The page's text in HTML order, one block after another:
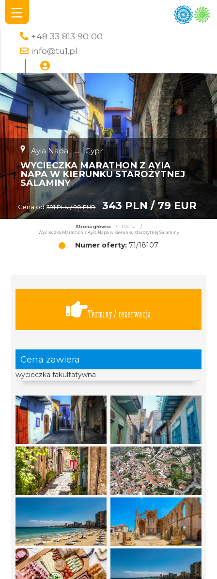
+48 33 813 90 00
info@tu1.pl
Ayia Napa → Cypr
WYCIECZKA MARATHON Z AYIA
NAPA W KIERUNKU STAROŻYTNEJ
SALAMINY
Cena od 391 PLN / 90 EUR 343 PLN / 79 EUR
Strona główna / Oferta
/
Wycieczka Marathon z Ayia Napa w kierunku starożytnej Salaminy
Numer oferty: 71/18107
Terminy / rezerwacja
Cena zawiera
wycieczka fakultatywna